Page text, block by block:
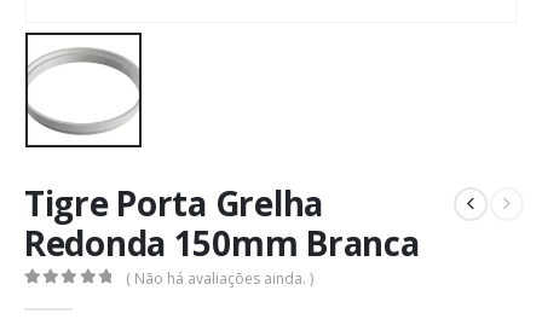
Tigre Porta Grelha
Redonda 150mm Branca
( Não há avaliações ainda. )